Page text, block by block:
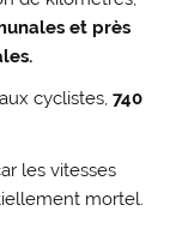
et près
cyclistes,740
les vitesses
mortel.